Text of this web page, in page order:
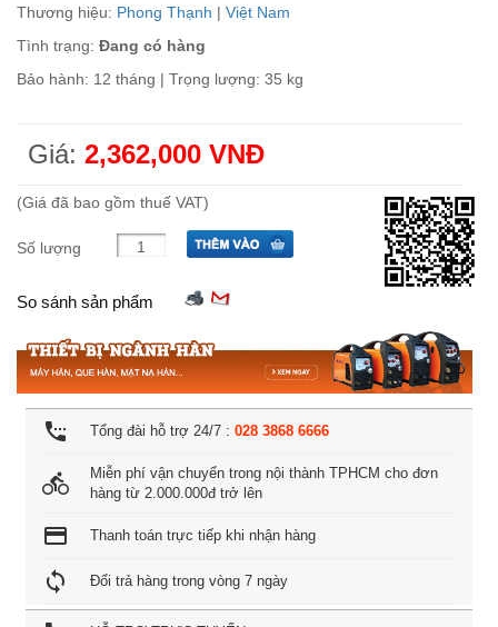
Thương hiệu: Phong Thạnh | Việt Nam
Tình trạng: Đang có hàng
Bảo hành: 12 tháng | Trọng lượng: 35 kg
Giá: 2,362,000 VNĐ
(Giá đã bao gồm thuế VAT)
Số lượng
So sánh sản phẩm
settings_phone Tổng đài hỗ trợ 24/7 : 028 3868 6666
directions_bike
Miễn phí vận chuyển trong nội thành TPHCM cho đơn
hàng từ 2.000.000đ trở lên
credit_card Thanh toán trực tiếp khi nhận hàng
loop Đổi trả hàng trong vòng 7 ngày